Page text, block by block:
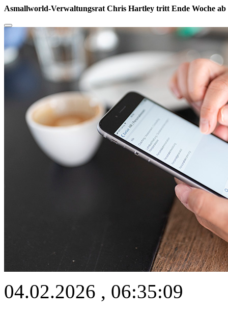
Asmallworld-Verwaltungsrat Chris Hartley tritt Ende Woche ab
04.02.2026 , 06:35:09